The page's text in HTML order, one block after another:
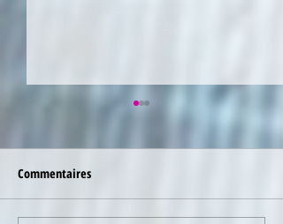
Commentaires